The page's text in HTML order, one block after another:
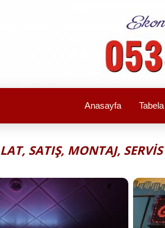
Anasayfa
SATIŞ, MONTAJ, SERVİS